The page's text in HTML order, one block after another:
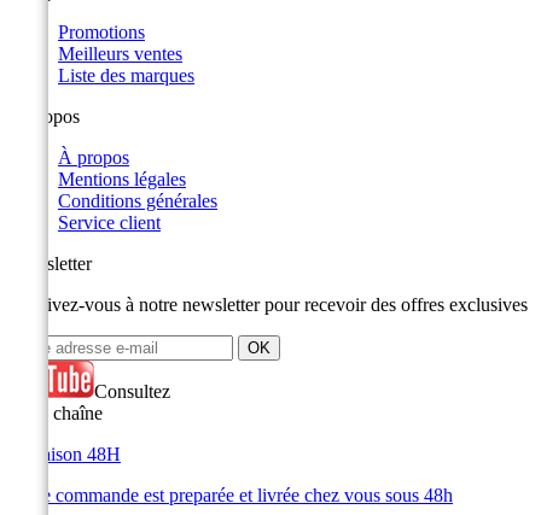
Promotions
Meilleurs ventes
Liste des marques
A propos
À propos
Mentions légales
Conditions générales
Service client
Newsletter
Inscrivez-vous à notre newsletter pour recevoir des offres exclusives
Consultez
notre chaîne
Livraison 48H
Votre commande est preparée et livrée chez vous sous 48h